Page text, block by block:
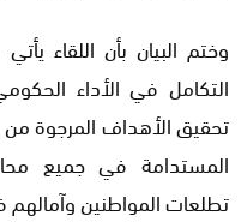
وختم البيان بأن اللقاء
التكامل في الأداء
تحقيق الأهداف المرجوة من
المستدامة في جميع
تطلعات المواطنين